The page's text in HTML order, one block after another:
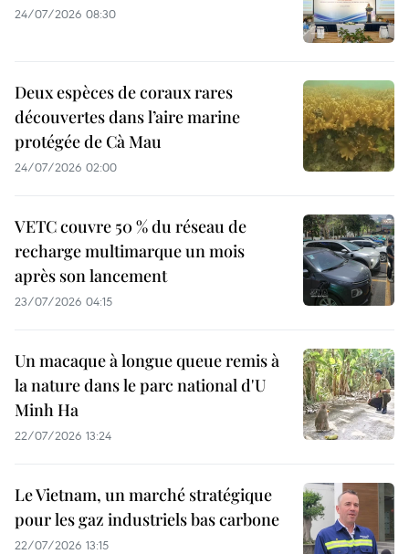
24/07/2026 08:30
Deux espèces de coraux rares
découvertes dans l’aire marine
protégée de Cà Mau
24/07/2026 02:00
VETC couvre 50 % du réseau de
recharge multimarque un mois
après son lancement
23/07/2026 04:15
Un macaque à longue queue remis à
la nature dans le parc national d'U
Minh Ha
22/07/2026 13:24
Le Vietnam, un marché stratégique
pour les gaz industriels bas carbone
22/07/2026 13:15